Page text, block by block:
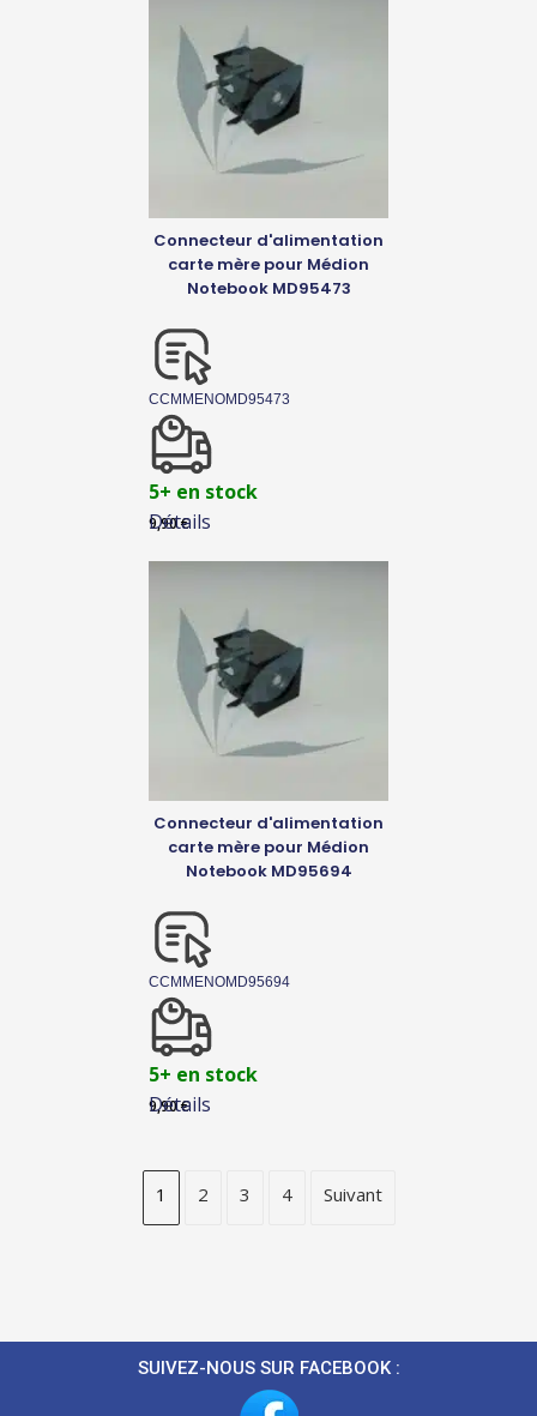
Détails
Connecteur d'alimentation
carte mère pour Médion
Notebook MD95473
CCMMENOMD95473
5+ en stock
9,90€
Détails
Connecteur d'alimentation
carte mère pour Médion
Notebook MD95694
CCMMENOMD95694
5+ en stock
9,90€
1 2 3 4 Suivant
SUIVEZ-NOUS SUR FACEBOOK :